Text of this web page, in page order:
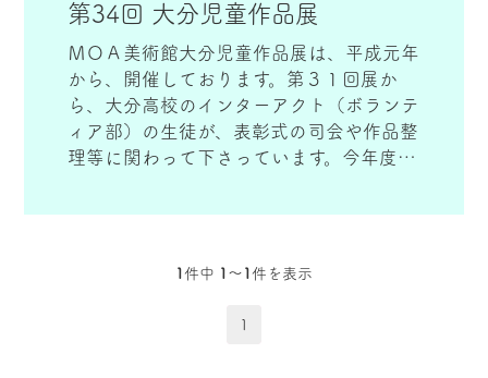
第34回 大分児童作品展
ＭＯＡ美術館大分児童作品展は、平成元年
から、開催しております。第３１回展か
ら、大分高校のインターアクト（ボランテ
ィア部）の生徒が、表彰式の司会や作品整
理等に関わって下さっています。今年度
開催させていただきます。「学習指導要
境、社会、他者との関わりを通して、興味
ら、絵画や書写によって表現することで、
1件中 1〜1件を表示
1